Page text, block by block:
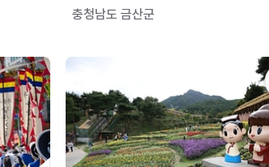
충청남도 금산군